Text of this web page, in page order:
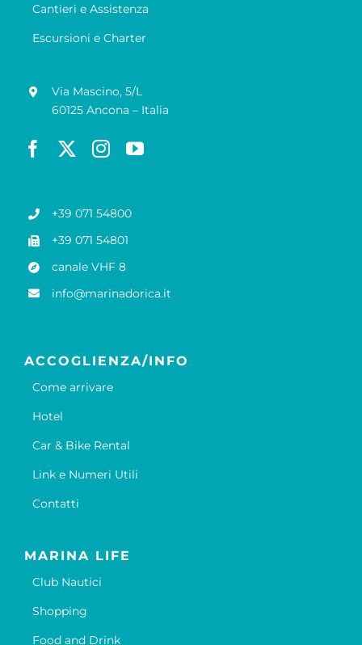
Cantieri e Assistenza
Escursioni e Charter
Via Mascino, 5/L
60125 Ancona – Italia
+39 071 54800
+39 071 54801
canale VHF 8
info@marinadorica.it
ACCOGLIENZA/INFO
Come arrivare
Hotel
Car & Bike Rental
Link e Numeri Utili
Contatti
MARINA LIFE
Club Nautici
Shopping
Food and Drink